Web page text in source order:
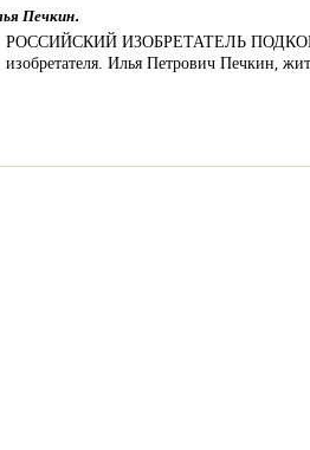
Печкин.
РОССИЙСКИЙ ИЗОБРЕТАТЕЛЬ
изобретателя. Илья Петрович Печкин,